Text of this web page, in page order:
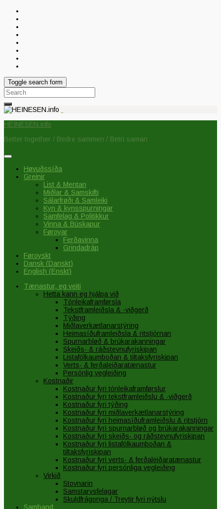
Toggle search form
Search
for:
HEINESEN.info
Better together / Bedre sammen / Betri saman
Høvuðssíða
Greinir
List & Mentan
Miðlar & Samskifti
Sálarfrøði & Samleiki
Kyn & kynsspurningar
Samfelag & Politikkur
Vinna & Búskapur
Føroyar
Ferðavinna
Grindadráp
Føroyskt
Dansk (Danskt)
English (Enskt)
Tænastur, eg veiti
Hetta kann eg hjálpa við
Tónleikaframførsla
Tekstframleiðsla & -viðgerð
Týðing
Miðlaverkætlanarstýring
Heimasíðuframleiðsla & ritstjórnan
Spurnarbløð & brúkarakanningar
Skeiðs- & ráðstevnufyriskipan
Listafólkaumboðan & tiltaksfyriskipan
Verts- & ferðaleiðaratænastur
Persónlig vegleiðing
Kostnaðir
Kostnaður fyri tónleikaframførslur
Kostnaður fyri tekstframleiðslu & -viðgerð
Kostnaður fyri týðing
Kostnaður fyri miðlaverkætlanarstýring
Kostnaður fyri heimasíðuframleiðslu & ritstjórn
Kostnaður fyri spurnarbløð og brúkarakanningar
Kostnaður fyri skeiðs- og ráðstevnufyriskipan
Kostnaður fyri listafólkaumboðan &
tiltaksfyriskipan
Kostnaður fyri verts- & ferðaleiðaratænastur
Kostnaður fyri persónliga vegleiðing
Virkið
Stovnarin
Samstarvsfelagar
Skuldfrágonga / Treytir fyri nýtslu
Samband